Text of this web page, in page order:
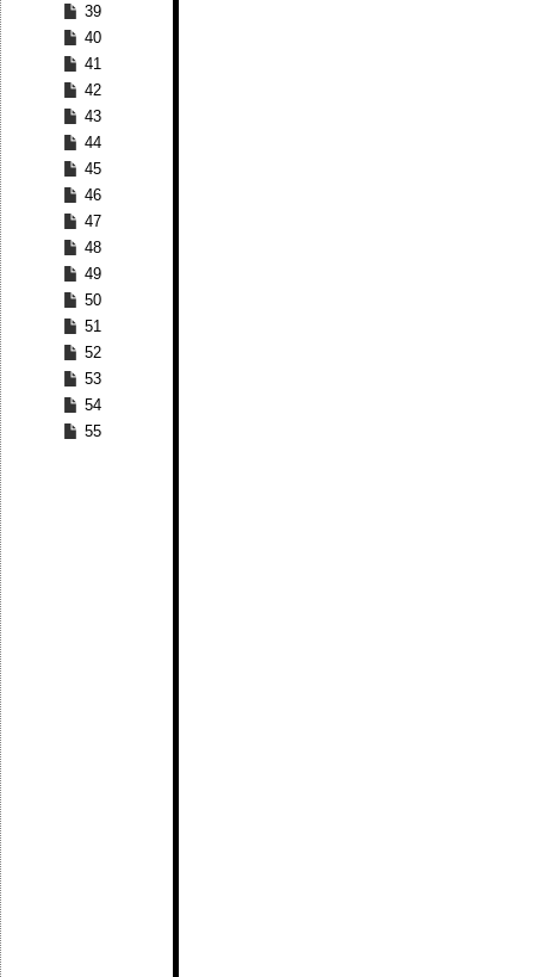
39
40
41
42
43
44
45
46
47
48
49
50
51
52
53
54
55